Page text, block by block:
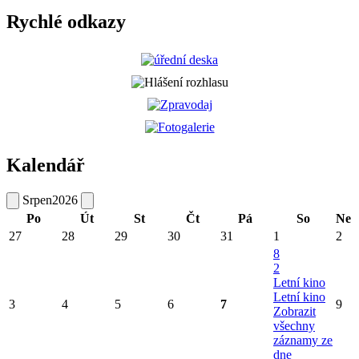
Rychlé odkazy
Kalendář
Srpen2026
Po
Út St Čt Pá So
Ne
27
28 29 30 31 1 2
3 4 5 6 7
8
2
Letní kino
Letní kino
Zobrazit
všechny
záznamy ze
dne
9